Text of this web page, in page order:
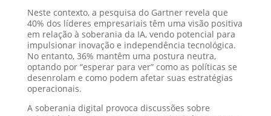
Neste contexto, a pesquisa do Gartner revela que
40% dos líderes empresariais têm uma visão positiva
em relação à soberania da IA, vendo potencial para
impulsionar inovação e independência tecnológica.
No entanto, 36% mantêm uma postura neutra,
optando por “esperar para ver” como as políticas se
desenrolam e como podem afetar suas estratégias
operacionais.
A soberania digital provoca discussões sobre